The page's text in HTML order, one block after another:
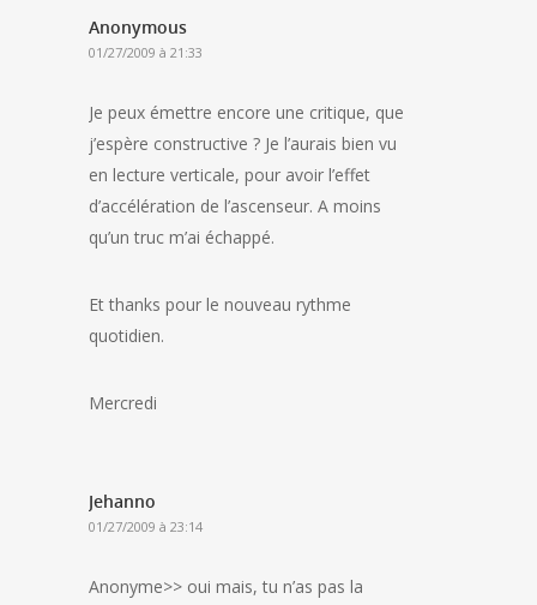
Anonymous
01/27/2009 à 21:33
Je peux émettre encore une critique, que
j’espère constructive ? Je l’aurais bien vu
en lecture verticale, pour avoir l’effet
d’accélération de l’ascenseur. A moins
qu’un truc m’ai échappé.
Et thanks pour le nouveau rythme
quotidien.
Mercredi
Jehanno
01/27/2009 à 23:14
Anonyme>> oui mais, tu n’as pas la